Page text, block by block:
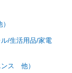
ル/生活用品/家電
ス 他）